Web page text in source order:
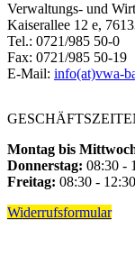
Verwaltungs- und
Kaiserallee 12 e,
Tel.: 0721/985 50-0
Fax: 0721/985 50-19
E-Mail: info(at)vwa-
Montag bis
Donnerstag: 08:30 -
Freitag: 08:30 -
Widerrufsformular